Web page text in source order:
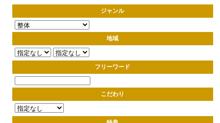
ジャンル
地域
フリーワード
こだわり